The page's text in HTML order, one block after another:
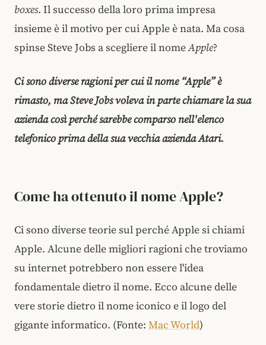
boxes. Il successo della loro prima impresa
insieme è il motivo per cui Apple è nata. Ma cosa
spinse Steve Jobs a scegliere il nomeApple?
Ci sono diverse ragioni per cui il nome “Apple” è
rimasto, ma Steve Jobs voleva in parte chiamare la sua
azienda così perché sarebbe comparso nell'elenco
telefonico prima della sua vecchia azienda Atari.
Come ha ottenuto il nome Apple?
Ci sono diverse teorie sul perché Apple si chiami
Apple. Alcune delle migliori ragioni che troviamo
su internet potrebbero non essere l'idea
fondamentale dietro il nome. Ecco alcune delle
vere storie dietro il nome iconico e il logo del
gigante informatico. (Fonte: Mac World)